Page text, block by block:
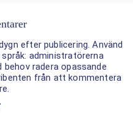
efter publicering. Använd
administratörerna
radera opassande
från att kommentera